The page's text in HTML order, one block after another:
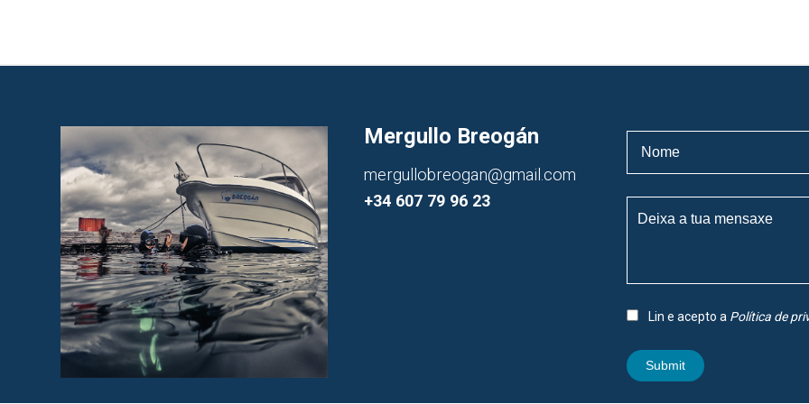
Mergullo Breogán
mergullobreogan@gmail.com
+34 607 79 96 23
Lin e acepto a Política de
Submit